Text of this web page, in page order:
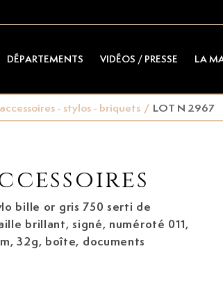
DÉPARTEMENTS VIDÉOS / PRESSE LA
- stylos - briquets / LOT N 2967
bille or gris 750 serti de
brillant, signé, numéroté 011,
32g, boîte, documents